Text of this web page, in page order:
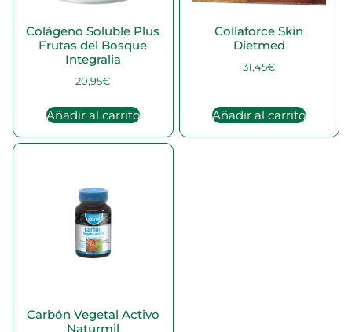
Colágeno Soluble Plus
Frutas del Bosque
Integralia
20,95€
Añadir al carrito
Collaforce Skin
Dietmed
31,45€
Añadir al carrito
Carbón Vegetal Activo
Naturmil